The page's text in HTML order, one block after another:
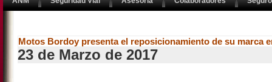
Motos Bordoy presenta el reposicionamiento de su marca
23 de Marzo de 2017